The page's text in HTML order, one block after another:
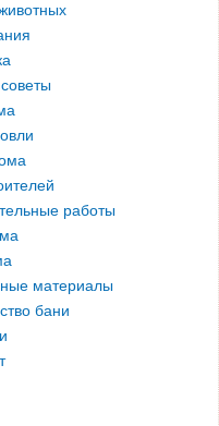
работы
материалы
бани